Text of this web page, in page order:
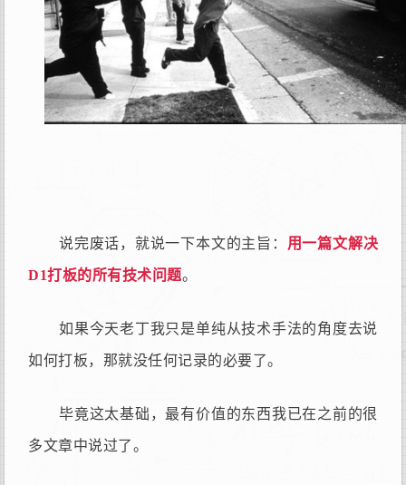
说完废话，就说一下本文的主旨： 用一篇文解决
D1打板的所有技术问题。
如果今天老丁我只是单纯从技术手法的角度去说
如何打板，那就没任何记录的必要了。
毕竟这太基础，最有价值的东西我已在之前的很
多文章中说过了。